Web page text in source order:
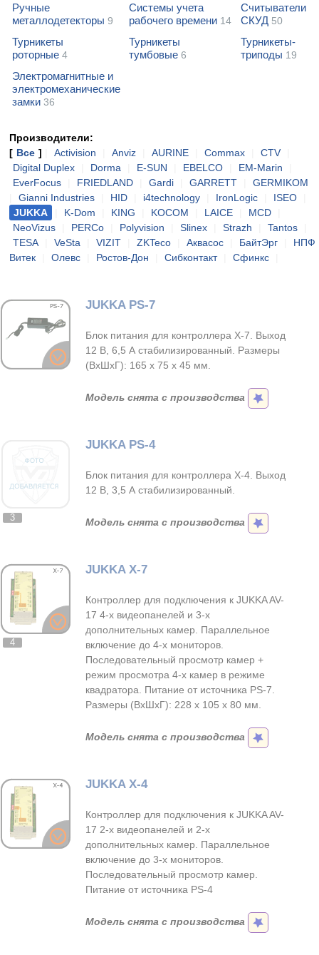
Ручные
металлодетекторы 9
Системы учета
рабочего времени 14
Считыватели
СКУД 50
Турникеты
роторные 4
Турникеты
тумбовые 6
Турникеты-
триподы 19
Электромагнитные и
электромеханические
замки 36
Производители:
[ Все ] Activision Anviz AURINE Commax CTV
Digital Duplex
Dorma E-SUN EBELCO EM-Marin
EverFocus
FRIEDLAND Gardi GARRETT
GERMIKOM
Gianni Industries HID i4technology IronLogic ISEO
JUKKA
K-Dom KING KOCOM LAICE MCD
NeoVizus
PERCo Polyvision Slinex Strazh Tantos
TESA
VeSta VIZIT ZKTeco Аквасос БайтЭрг
НПФ
Витек
Олевс Ростов-Дон Сибконтакт Сфинкс
JUKKA PS-7
Блок питания для контроллера X-7. Выход
12 В, 6,5 А стабилизированный. Размеры
(ВхШхГ): 165 х 75 х 45 мм.
Модель снята с производства
3
JUKKA PS-4
Блок питания для контроллера X-4. Выход
12 В, 3,5 А стабилизированный.
Модель снята с производства
4
JUKKA X-7
Контроллер для подключения к JUKKA AV-
17 4-х видеопанелей и 3-х
дополнительных камер. Параллельное
включение до 4-х мониторов.
Последовательный просмотр камер +
режим просмотра 4-х камер в режиме
квадратора. Питание от источника PS-7.
Размеры (ВхШхГ): 228 х 105 х 80 мм.
Модель снята с производства
JUKKA X-4
Контроллер для подключения к JUKKA AV-
17 2-х видеопанелей и 2-х
дополнительных камер. Параллельное
включение до 3-х мониторов.
Последовательный просмотр камер.
Питание от источника PS-4
Модель снята с производства